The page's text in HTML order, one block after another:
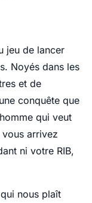
jeu de lancer
Noyés dans les
et de
conquête que
qui veut
arrivez
ni votre RIB,
nous plaît